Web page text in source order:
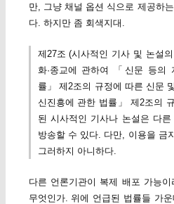
만, 그냥 채널 옵션 식으로 제공하
다. 하지만 좀 회색지대.
제27조 (시사적인 기사 및 논설의
화·종교에 관하여 「신문 등의
률」 제2조의 규정에 따른 신문
신진흥에 관한 법률」 제2조의
된 시사적인 기사나 논설은 다
방송할 수 있다. 다만, 이용을 금
그러하지 아니하다.
다른 언론기관이 복제 배포 가능
무엇인가. 위에 언급된 법률들 가